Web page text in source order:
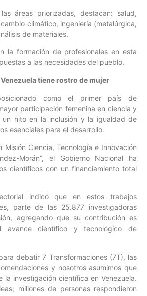
áreas priorizadas, destacan: salud,
climático, ingeniería (metalúrgica,
de materiales.
la formación de profesionales en esta
a las necesidades del pueblo.
tiene rostro de mujer
como el primer país de
participación femenina en ciencia y
un hito en la inclusión y la igualdad de
esenciales para el desarrollo.
Misión Ciencia, Tecnología e Innovación
Morán”, el Gobierno Nacional ha
científicos con un financiamiento total
indicó que en estos trabajos
parte de las 25.877 investigadoras
agregando que su contribución es
avance científico y tecnológico de
debatir 7 Transformaciones (7T), las
y nosotros asumimos que
la investigación científica en Venezuela.
millones de personas respondieron